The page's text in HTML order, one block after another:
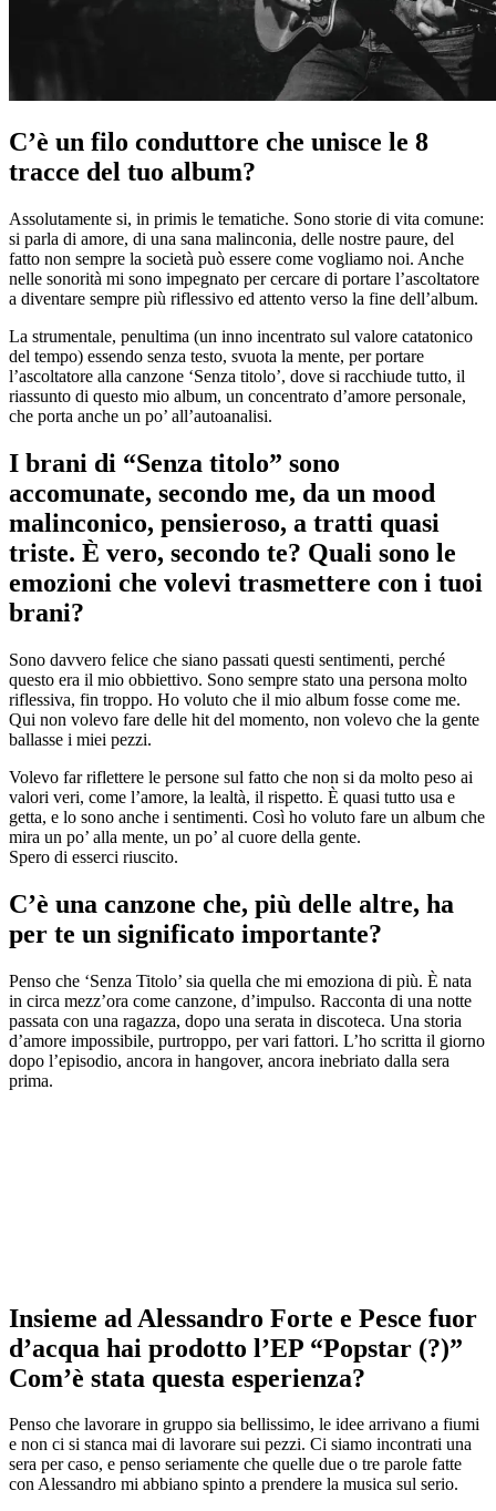
C’è un filo conduttore che unisce le 8
tracce del tuo album?
Assolutamente si, in primis le tematiche. Sono storie di vita comune:
si parla di amore, di una sana malinconia, delle nostre paure, del
fatto non sempre la società può essere come vogliamo noi. Anche
nelle sonorità mi sono impegnato per cercare di portare l’ascoltatore
a diventare sempre più riflessivo ed attento verso la fine dell’album.
La strumentale, penultima (un inno incentrato sul valore catatonico
del tempo) essendo senza testo, svuota la mente, per portare
l’ascoltatore alla canzone ‘Senza titolo’, dove si racchiude tutto, il
riassunto di questo mio album, un concentrato d’amore personale,
che porta anche un po’ all’autoanalisi.
I brani di “Senza titolo” sono
accomunate, secondo me, da un mood
malinconico, pensieroso, a tratti quasi
triste. È vero, secondo te? Quali sono le
emozioni che volevi trasmettere con i tuoi
brani?
Sono davvero felice che siano passati questi sentimenti, perché
questo era il mio obbiettivo. Sono sempre stato una persona molto
riflessiva, fin troppo. Ho voluto che il mio album fosse come me.
Qui non volevo fare delle hit del momento, non volevo che la gente
ballasse i miei pezzi.
Volevo far riflettere le persone sul fatto che non si da molto peso ai
valori veri, come l’amore, la lealtà, il rispetto. È quasi tutto usa e
getta, e lo sono anche i sentimenti. Così ho voluto fare un album che
mira un po’ alla mente, un po’ al cuore della gente.
Spero di esserci riuscito.
C’è una canzone che, più delle altre, ha
per te un significato importante?
Penso che ‘Senza Titolo’ sia quella che mi emoziona di più. È nata
in circa mezz’ora come canzone, d’impulso. Racconta di una notte
passata con una ragazza, dopo una serata in discoteca. Una storia
d’amore impossibile, purtroppo, per vari fattori. L’ho scritta il giorno
dopo l’episodio, ancora in hangover, ancora inebriato dalla sera
prima.
Insieme ad Alessandro Forte e Pesce fuor
d’acqua hai prodotto l’EP “Popstar (?)”
Com’è stata questa esperienza?
Penso che lavorare in gruppo sia bellissimo, le idee arrivano a fiumi
e non ci si stanca mai di lavorare sui pezzi. Ci siamo incontrati una
sera per caso, e penso seriamente che quelle due o tre parole fatte
con Alessandro mi abbiano spinto a prendere la musica sul serio.